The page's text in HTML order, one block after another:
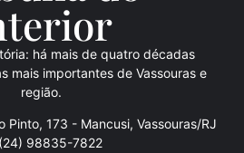
rior
há mais de quatro décadas
mais importantes de Vassouras e
região.
Pinto, 173 - Mancusi, Vassouras/RJ
(24) 98835-7822